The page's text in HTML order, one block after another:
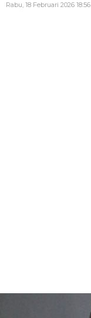
Rabu, 18 Februari 2026 18:56